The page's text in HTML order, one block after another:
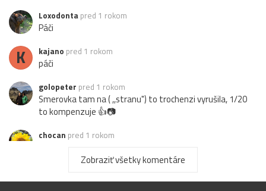
Loxodonta pred 1 rokom
Páči
K kajano pred 1 rokom
páči
golopeter pred 1 rokom
Smerovka tam na ( ,,stranu") to trochenzi vyrušila, 1/20
to kompenzuje 👍📷
chocan pred 1 rokom
pekné
Zobraziť všetky komentáre